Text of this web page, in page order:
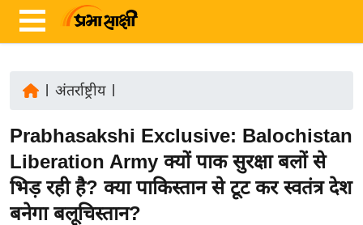
ज़ा
ख
ब
र
अंतर्राष्ट्रीय|
Prabhasakshi Exclusive: Balochistan
Liberation Army क्यों पाक सुरक्षा बलों से
भिड़ रही है? क्या पाकिस्तान से टूट कर स्वतंत्र देश
बनेगा बलूचिस्तान?